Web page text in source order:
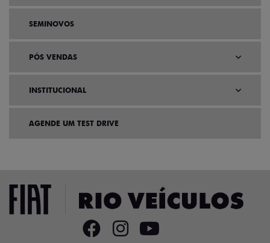
SEMINOVOS
PÓS VENDAS
INSTITUCIONAL
AGENDE UM TEST DRIVE